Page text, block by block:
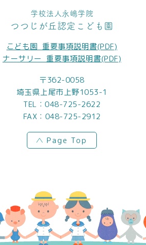
学校法人永嶋学院
つつじが丘認定こども園
こども園_重要事項説明書(PDF)
ナーサリー_重要事項説明書(PDF)
〒362-0058
埼玉県上尾市上野1053-1
TEL： 048-725-2622
FAX：048-725-2912
Page Top